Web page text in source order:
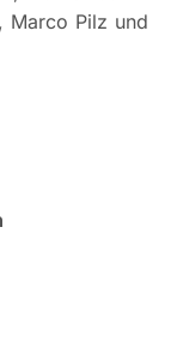
Marco Pilz und